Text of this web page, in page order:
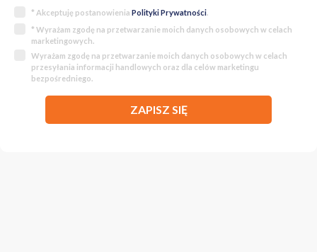
* Akceptuję postanowienia Polityki Prywatności.
* Wyrażam zgodę na przetwarzanie moich danych osobowych w celach
marketingowych.
Wyrażam zgodę na przetwarzanie moich danych osobowych w celach
przesyłania informacji handlowych oraz dla celów marketingu
bezpośredniego.
ZAPISZ SIĘ